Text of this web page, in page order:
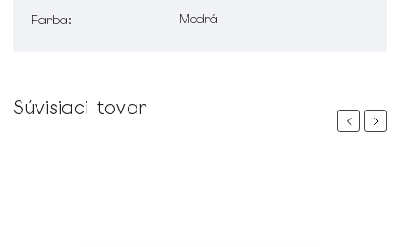
Farba: Modrá
Súvisiaci tovar
PreviousNext